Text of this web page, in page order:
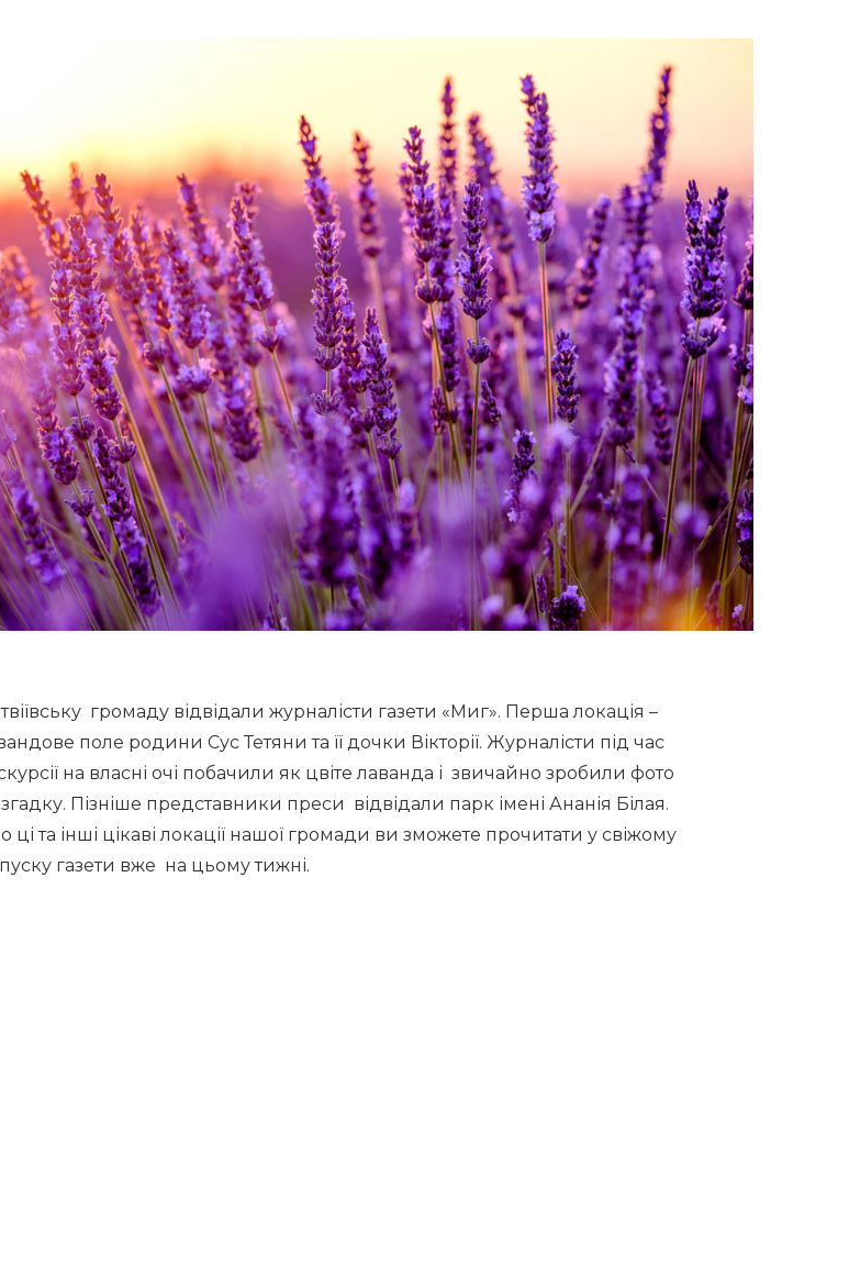
громаду відвідали журналісти газети «Миг». Перша локація –
поле родини Сус Тетяни та її дочки Вікторії. Журналісти під час
на власні очі побачили як цвіте лаванда і звичайно зробили фото
Пізніше представники преси відвідали парк імені Ананія Білая.
ці та інші цікаві локації нашої громади ви зможете прочитати у свіжому
газети вже на цьому тижні.